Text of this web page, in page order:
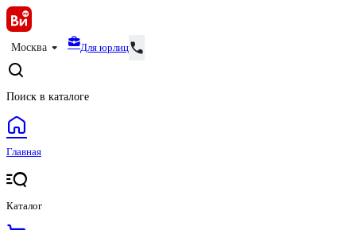
Москва Для юрлиц
Поиск в каталоге
Главная
Каталог